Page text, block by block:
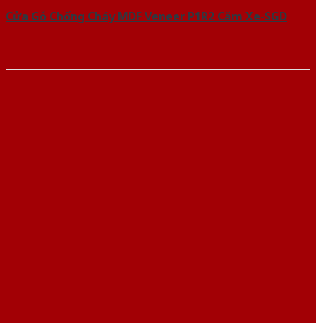
Cửa Gỗ Chống Cháy MDF Veneer P1R2 Căm Xe-SGD